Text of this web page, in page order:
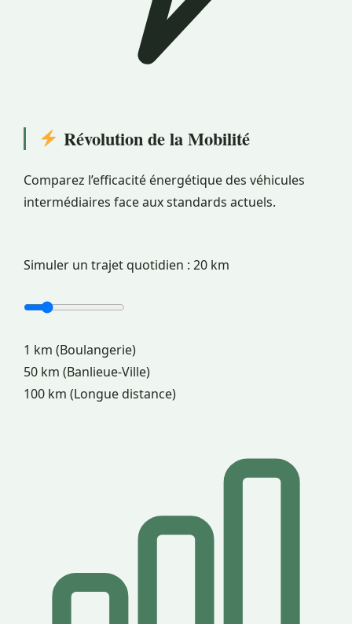
Révolution de la Mobilité
Comparez l’efficacité énergétique des véhicules
intermédiaires face aux standards actuels.
Simuler un trajet quotidien : 20 km
1 km (Boulangerie)
50 km (Banlieue-Ville)
100 km (Longue distance)